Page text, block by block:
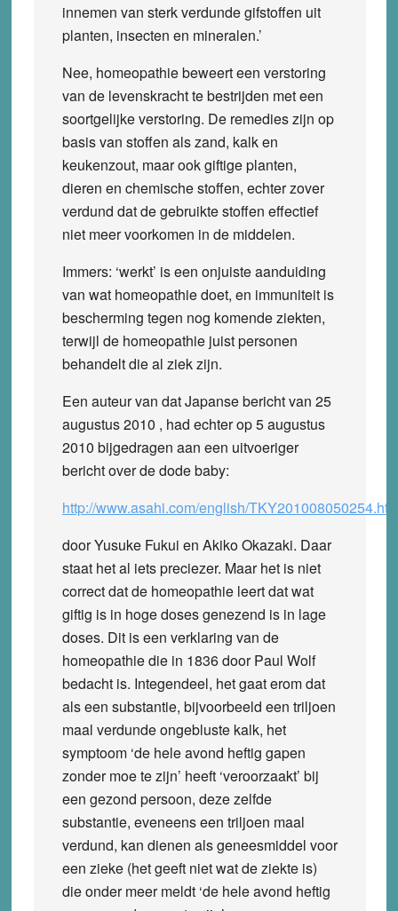
innemen van sterk verdunde gifstoffen uit
planten, insecten en mineralen.’
Nee, homeopathie beweert een verstoring
van de levenskracht te bestrijden met een
soortgelijke verstoring. De remedies zijn op
basis van stoffen als zand, kalk en
keukenzout, maar ook giftige planten,
dieren en chemische stoffen, echter zover
verdund dat de gebruikte stoffen effectief
niet meer voorkomen in de middelen.
Immers: ‘werkt’ is een onjuiste aanduiding
van wat homeopathie doet, en immuniteit is
bescherming tegen nog komende ziekten,
terwijl de homeopathie juist personen
behandelt die al ziek zijn.
Een auteur van dat Japanse bericht van 25
augustus 2010 , had echter op 5 augustus
2010 bijgedragen aan een uitvoeriger
bericht over de dode baby:
http://www.asahi.com/english/
door Yusuke Fukui en Akiko Okazaki. Daar
staat het al iets preciezer. Maar het is niet
correct dat de homeopathie leert dat wat
giftig is in hoge doses genezend is in lage
doses. Dit is een verklaring van de
homeopathie die in 1836 door Paul Wolf
bedacht is. Integendeel, het gaat erom dat
als een substantie, bijvoorbeeld een triljoen
maal verdunde ongebluste kalk, het
symptoom ‘de hele avond heftig gapen
zonder moe te zijn’ heeft ‘veroorzaakt’ bij
een gezond persoon, deze zelfde
substantie, eveneens een triljoen maal
verdund, kan dienen als geneesmiddel voor
een zieke (het geeft niet wat de ziekte is)
die onder meer meldt ‘de hele avond heftig